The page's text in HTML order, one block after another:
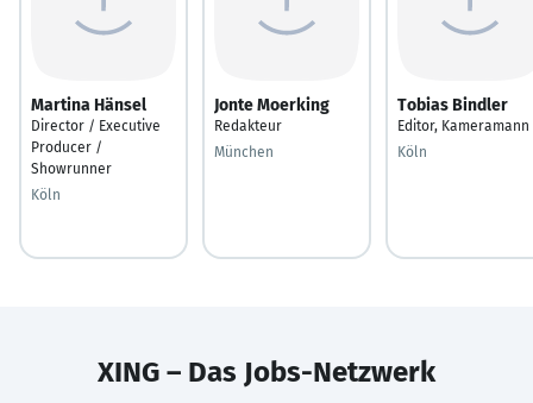
Martina Hänsel
Director / Executive
Producer /
Showrunner
Köln
Jonte Moerking
Redakteur
München
Tobias Bindler
Editor, Kameramann
Köln
XING – Das Jobs-Netzwerk